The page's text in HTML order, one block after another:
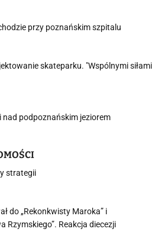
przy poznańskim szpitalu
skateparku. "Wspólnymi siłami
nad podpoznańskim jeziorem
strategii
do „Rekonkwisty Maroka” i
Rzymskiego”. Reakcja diecezji